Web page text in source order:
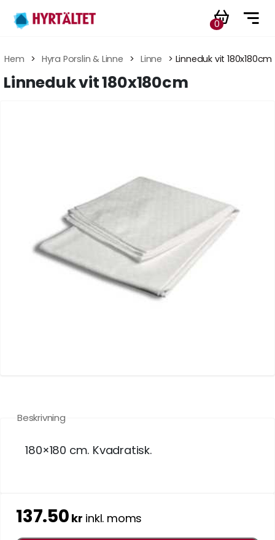
0
Hem > Hyra Porslin & Linne > Linne > Linneduk vit 180x180cm
Linneduk vit 180x180cm
Beskrivning
180×180 cm. Kvadratisk.
137.50 kr inkl. moms